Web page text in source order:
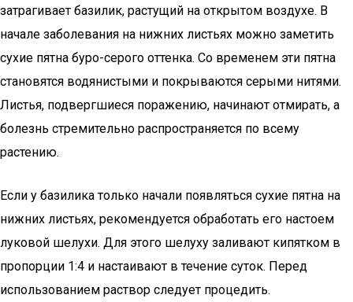
затрагивает базилик, растущий на открытом воздухе. В
начале заболевания на нижних листьях можно заметить
сухие пятна буро-серого оттенка. Со временем эти пятна
становятся водянистыми и покрываются серыми нитями.
Листья, подвергшиеся поражению, начинают отмирать, а
болезнь стремительно распространяется по всему
растению.
Если у базилика только начали появляться сухие пятна на
нижних листьях, рекомендуется обработать его настоем
луковой шелухи. Для этого шелуху заливают кипятком в
пропорции 1:4 и настаивают в течение суток. Перед
использованием раствор следует процедить.